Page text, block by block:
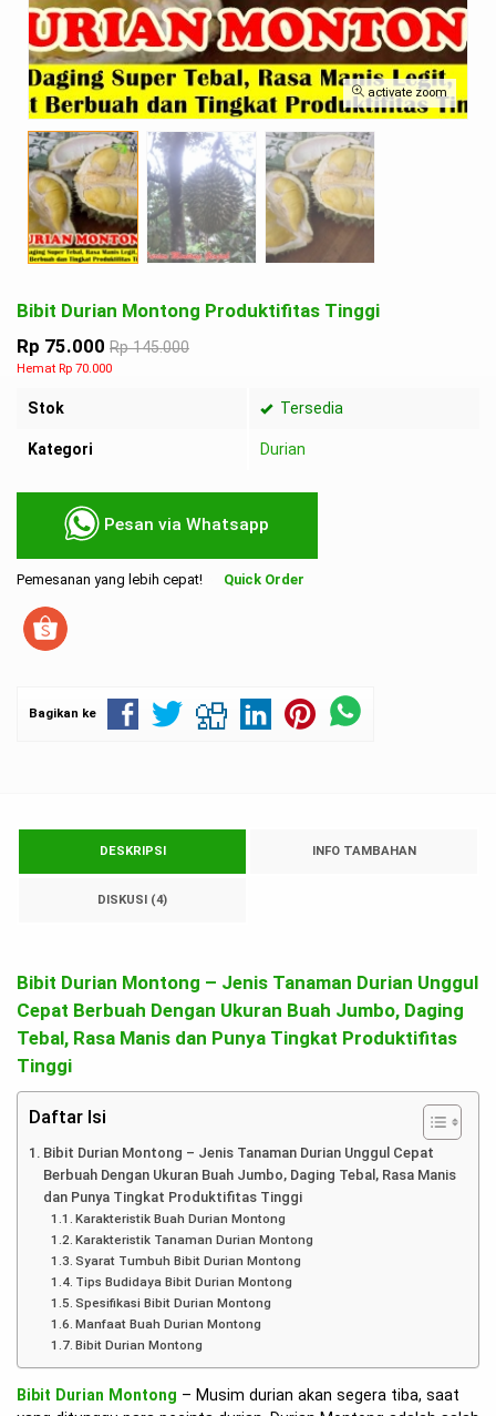
activate zoom
Bibit Durian Montong Produktifitas Tinggi
Rp 75.000 Rp 145.000
Hemat Rp 70.000
Stok Tersedia
Kategori Durian
Pesan via Whatsapp
Pemesanan yang lebih cepat! Quick Order
Bagikan ke
DESKRIPSI INFO TAMBAHAN
DISKUSI (4)
Bibit Durian Montong – Jenis Tanaman Durian Unggul
Cepat Berbuah Dengan Ukuran Buah Jumbo, Daging
Tebal, Rasa Manis dan Punya Tingkat Produktifitas
Tinggi
Daftar Isi
Bibit Durian Montong – Jenis Tanaman Durian Unggul Cepat
Berbuah Dengan Ukuran Buah Jumbo, Daging Tebal, Rasa Manis
dan Punya Tingkat Produktifitas Tinggi
Karakteristik Buah Durian Montong
Karakteristik Tanaman Durian Montong
Syarat Tumbuh Bibit Durian Montong
Tips Budidaya Bibit Durian Montong
Spesifikasi Bibit Durian Montong
Manfaat Buah Durian Montong
Bibit Durian Montong
Bibit Durian Montong – Musim durian akan segera tiba, saat